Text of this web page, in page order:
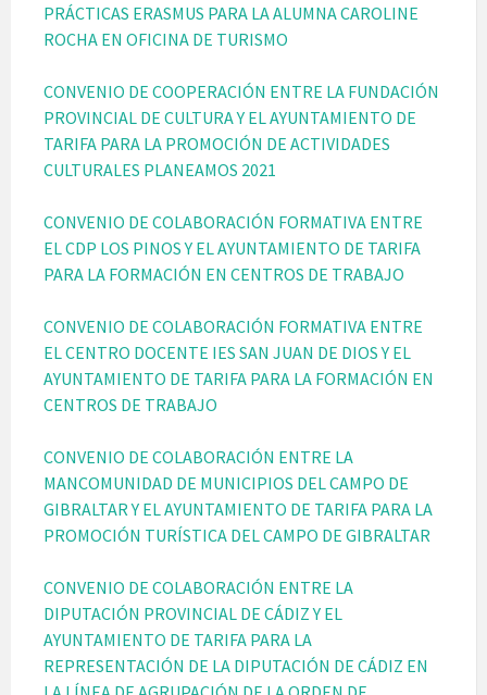
PRÁCTICAS ERASMUS PARA LA ALUMNA CAROLINE
ROCHA EN OFICINA DE TURISMO
CONVENIO DE COOPERACIÓN ENTRE LA FUNDACIÓN
PROVINCIAL DE CULTURA Y EL AYUNTAMIENTO DE
TARIFA PARA LA PROMOCIÓN DE ACTIVIDADES
CULTURALES PLANEAMOS 2021
CONVENIO DE COLABORACIÓN FORMATIVA ENTRE
EL CDP LOS PINOS Y EL AYUNTAMIENTO DE TARIFA
PARA LA FORMACIÓN EN CENTROS DE TRABAJO
CONVENIO DE COLABORACIÓN FORMATIVA ENTRE
EL CENTRO DOCENTE IES SAN JUAN DE DIOS Y EL
AYUNTAMIENTO DE TARIFA PARA LA FORMACIÓN EN
CENTROS DE TRABAJO
CONVENIO DE COLABORACIÓN ENTRE LA
MANCOMUNIDAD DE MUNICIPIOS DEL CAMPO DE
GIBRALTAR Y EL AYUNTAMIENTO DE TARIFA PARA LA
PROMOCIÓN TURÍSTICA DEL CAMPO DE GIBRALTAR
CONVENIO DE COLABORACIÓN ENTRE LA
DIPUTACIÓN PROVINCIAL DE CÁDIZ Y EL
AYUNTAMIENTO DE TARIFA PARA LA
REPRESENTACIÓN DE LA DIPUTACIÓN DE CÁDIZ EN